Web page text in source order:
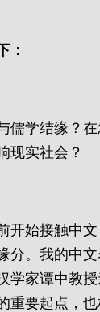
：
儒学结缘？
现实社会？
开始接触中
分。我的中文
家谭中教授
重要起点，